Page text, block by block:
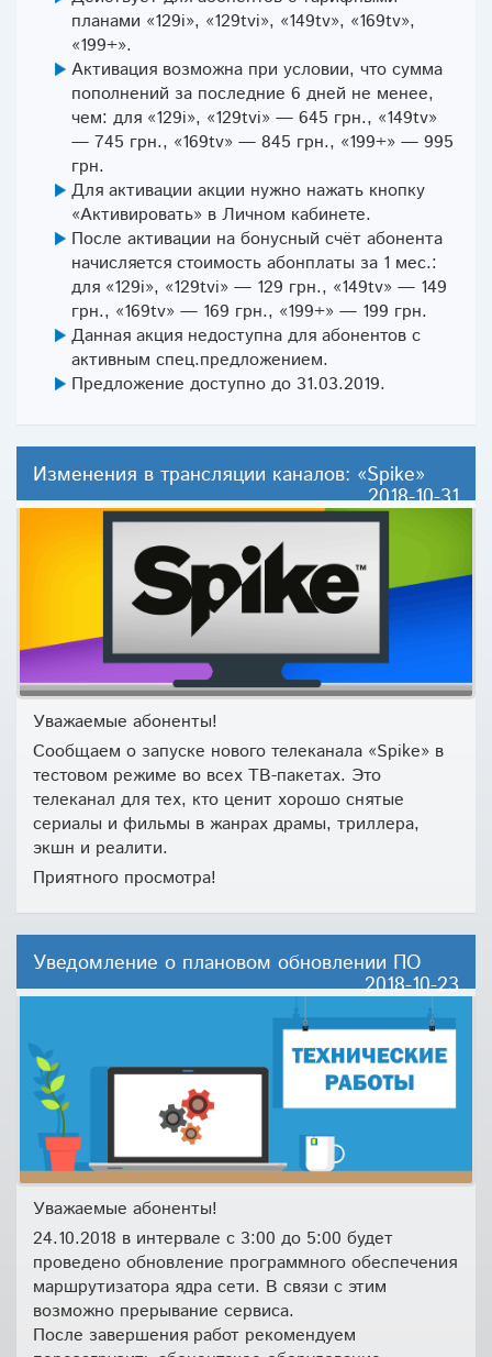
планами «129і», «129tvі», «149tv», «169tv»,
«199+».
Активация возможна при условии, что сумма
пополнений за последние 6 дней не менее,
чем: для «129і», «129tvі» — 645 грн., «149tv»
— 745 грн., «169tv» — 845 грн., «199+» — 995
грн.
Для активации акции нужно нажать кнопку
«Активировать» в Личном кабинете.
После активации на бонусный счёт абонента
начисляется стоимость абонплаты за 1 мес.:
для «129і», «129tvі» — 129 грн., «149tv» — 149
грн., «169tv» — 169 грн., «199+» — 199 грн.
Данная акция недоступна для абонентов с
активным спец.предложением.
Предложение доступно до 31.03.2019.
Изменения в трансляции каналов: «Spike»
2018-10-31
Уважаемые абоненты!
Сообщаем о запуске нового телеканала «Spike» в
тестовом режиме во всех ТВ-пакетах. Это
телеканал для тех, кто ценит хорошо снятые
сериалы и фильмы в жанрах драмы, триллера,
экшн и реалити.
Приятного просмотра!
Уведомление о плановом обновлении ПО
2018-10-23
Уважаемые абоненты!
24.10.2018 в интервале с 3:00 до 5:00 будет
проведено обновление программного обеспечения
маршрутизатора ядра сети. В связи с этим
возможно прерывание сервиса.
После завершения работ рекомендуем